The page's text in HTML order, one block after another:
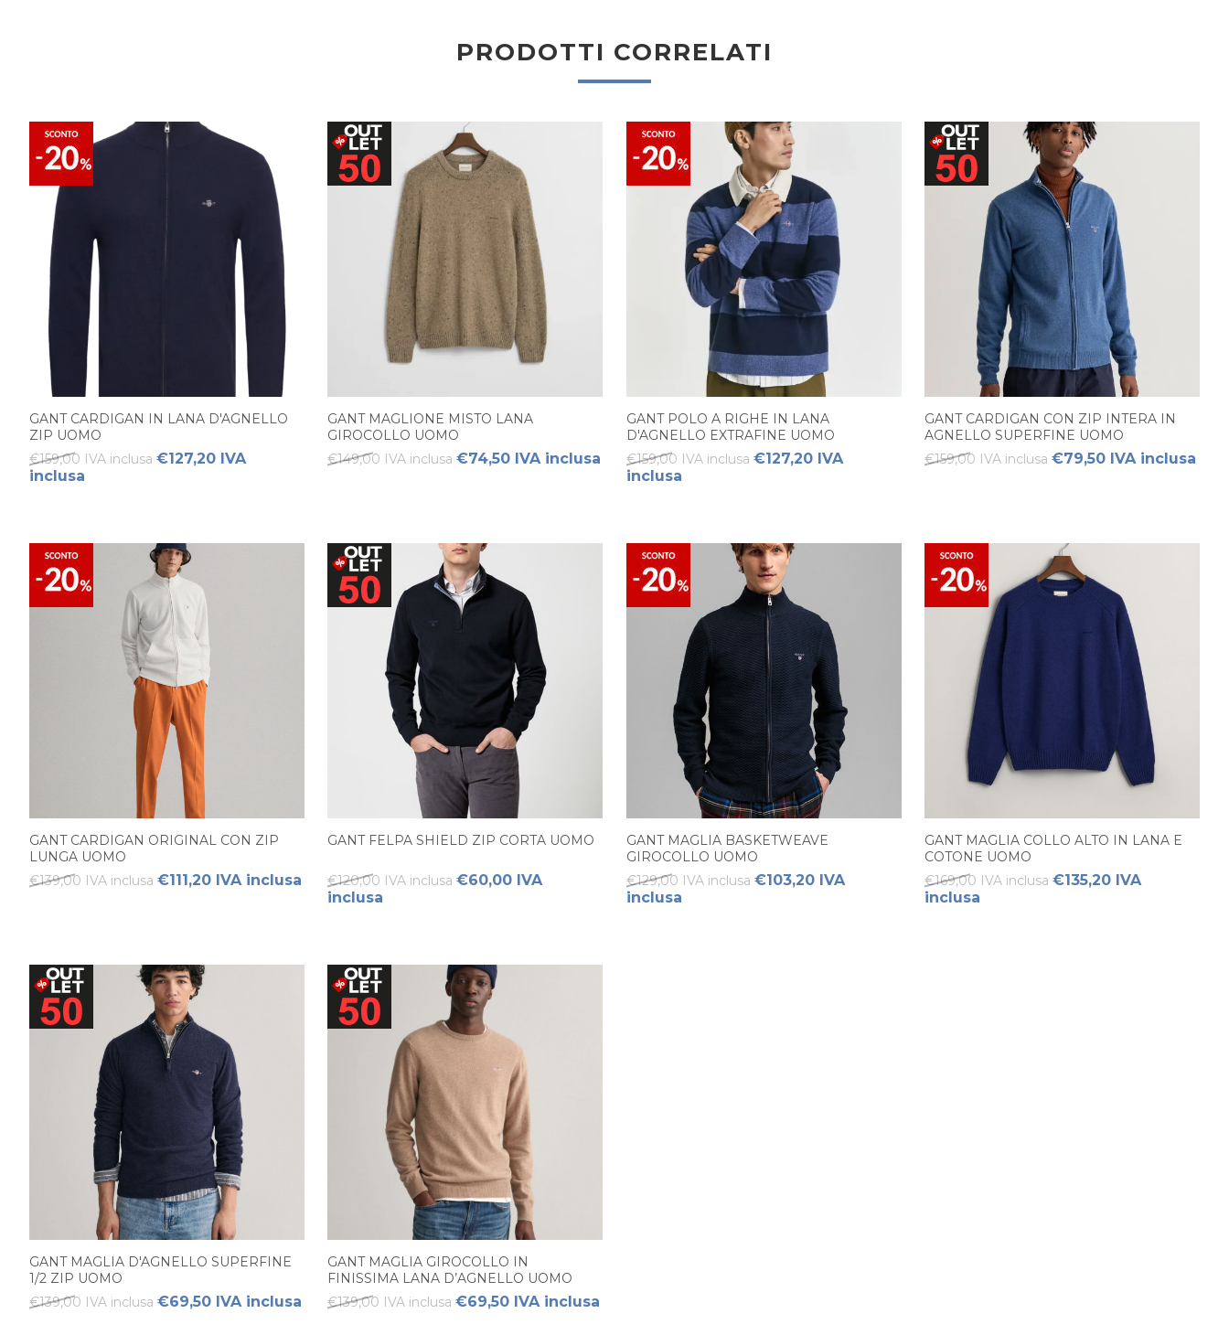
PRODOTTI CORRELATI
GANT CARDIGAN IN LANA D'AGNELLO
ZIP UOMO
€159,00 IVA inclusa €127,20 IVA
inclusa
GANT MAGLIONE MISTO LANA
GIROCOLLO UOMO
€149,00 IVA inclusa €74,50 IVA inclusa
GANT POLO A RIGHE IN LANA
D'AGNELLO EXTRAFINE UOMO
€159,00 IVA inclusa €127,20 IVA
inclusa
GANT CARDIGAN CON ZIP INTERA IN
AGNELLO SUPERFINE UOMO
€159,00 IVA inclusa €79,50 IVA inclusa
GANT CARDIGAN ORIGINAL CON ZIP
LUNGA UOMO
€139,00 IVA inclusa €111,20 IVA inclusa
GANT FELPA SHIELD ZIP CORTA UOMO
€120,00 IVA inclusa €60,00 IVA
inclusa
GANT MAGLIA BASKETWEAVE
GIROCOLLO UOMO
€129,00 IVA inclusa €103,20 IVA
inclusa
GANT MAGLIA COLLO ALTO IN LANA E
COTONE UOMO
€169,00 IVA inclusa €135,20 IVA
inclusa
GANT MAGLIA D'AGNELLO SUPERFINE
1/2 ZIP UOMO
€139,00 IVA inclusa €69,50 IVA inclusa
GANT MAGLIA GIROCOLLO IN
FINISSIMA LANA D’AGNELLO UOMO
€139,00 IVA inclusa €69,50 IVA inclusa